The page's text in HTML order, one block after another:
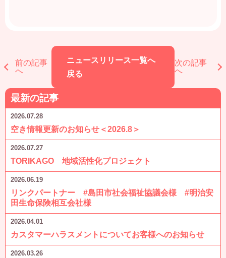
前の記事
へ
ニュースリリース一覧へ
戻る
次の記事
へ
最新の記事
2026.07.28
空き情報更新のお知らせ＜2026.8＞
2026.07.27
TORIKAGO 地域活性化プロジェクト
2026.06.19
リンクパートナー #島田市社会福祉協議会様 #明治安
田生命保険相互会社様
2026.04.01
カスタマーハラスメントについてお客様へのお知らせ
2026.03.26